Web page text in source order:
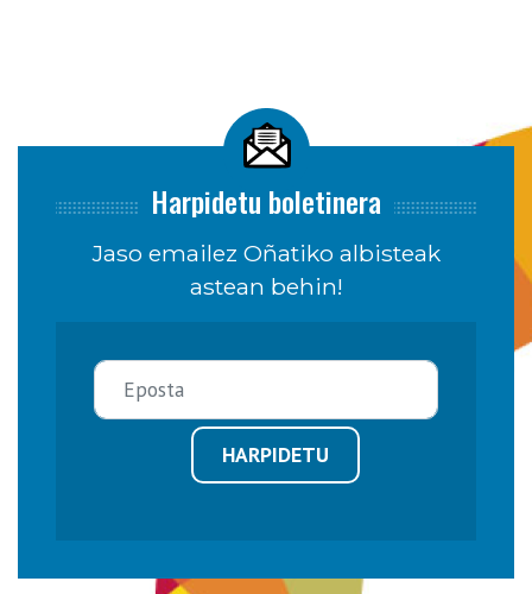
Harpidetu boletinera
Jaso emailez Oñatiko albisteak
astean behin!
HARPIDETU